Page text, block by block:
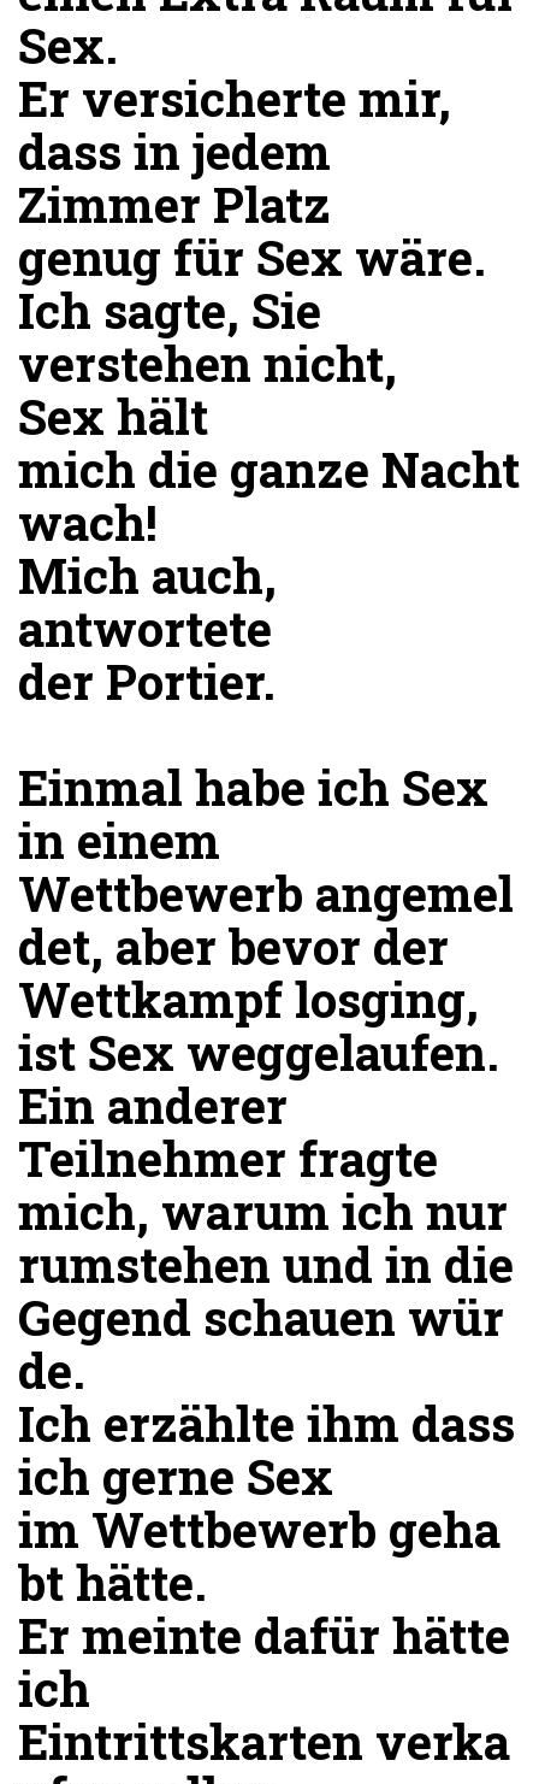
Sex.
Er versicherte mir,
dass in jedem
Zimmer Platz
genug für Sex wäre.
Ich sagte, Sie
verstehen nicht,
Sex hält
mich die ganze Nacht
wach!
Mich auch,
antwortete
der Portier.
Einmal habe ich Sex
in einem
Wettbewerb angemel
det, aber bevor der
Wettkampf losging,
ist Sex weggelaufen.
Ein anderer
Teilnehmer fragte
mich, warum ich nur
rumstehen und in die
Gegend schauen wür
de.
Ich erzählte ihm dass
ich gerne Sex
im Wettbewerb geha
bt hätte.
Er meinte dafür hätte
ich
Eintrittskarten verka